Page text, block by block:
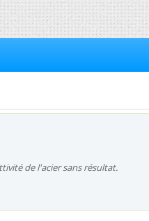
de l'acier sans résultat.